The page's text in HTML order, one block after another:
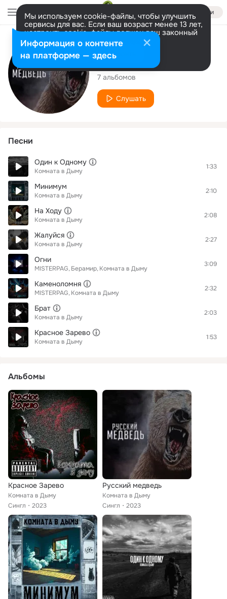
Войти
Мы используем cookie-файлы, чтобы улучшить
сервисы для вас. Если ваш возраст менее 13 лет,
настроить cookie-файлы должен ваш законный
представитель. Больше информации
Разрешить все Настроить
Исполнитель
Комната в Дыму
7 альбомов
Слушать
Песни
Один к Одному
Комната в Дыму
1:33
Минимум
Комната в Дыму
2:10
На Ходу
Комната в Дыму
2:08
Жалуйся
Комната в Дыму
2:27
Огни
MISTERPAG Берамир Комната в Дыму
3:09
Каменоломня
MISTERPAG Комната в Дыму
2:32
Брат
Комната в Дыму
2:03
Красное Зарево
Комната в Дыму
1:53
Альбомы
Красное Зарево
Комната в Дыму
Сингл
2023
Русский медведь
Комната в Дыму
Сингл
2023
Информация о контенте
на платформе — здесь